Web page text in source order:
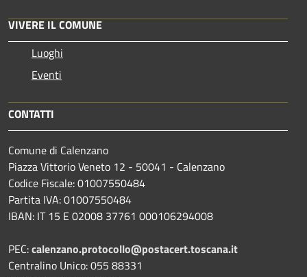
VIVERE IL COMUNE
Luoghi
Eventi
CONTATTI
Comune di Calenzano
Piazza Vittorio Veneto 12 - 50041 - Calenzano
Codice Fiscale: 01007550484
Partita IVA: 01007550484
IBAN: IT 15 E 02008 37761 000106294008
PEC:calenzano.protocollo@postacert.toscana.it
Centralino Unico: 055 88331